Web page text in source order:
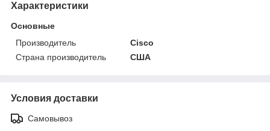
Характеристики
Основные
Производитель
Cisco
Страна производитель
США
Условия доставки
Самовывоз